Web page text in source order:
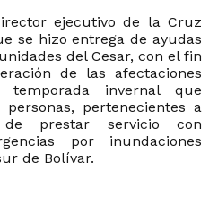
ejecutivo de la Cruz
se hizo entrega de ayudas
del Cesar, con el fin
de las afectaciones
temporada invernal que
pertenecientes a
prestar servicio con
por inundaciones
de Bolívar.